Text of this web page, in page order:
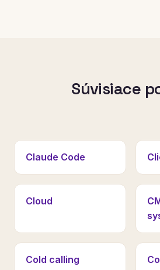
Súvisiace
Claude Code
Cloud
Cold calling